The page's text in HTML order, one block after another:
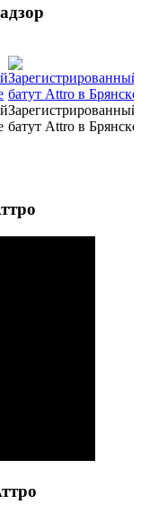
Зарегистрированный
батут Attro в Брянске